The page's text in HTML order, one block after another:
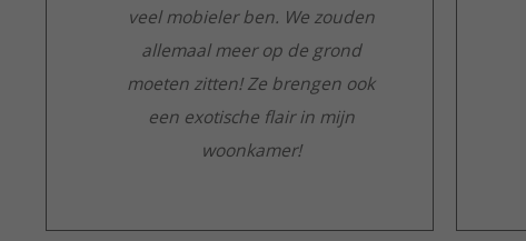
veel mobieler ben. We zouden
allemaal meer op de grond
moeten zitten! Ze brengen ook
een exotische flair in mijn
woonkamer!